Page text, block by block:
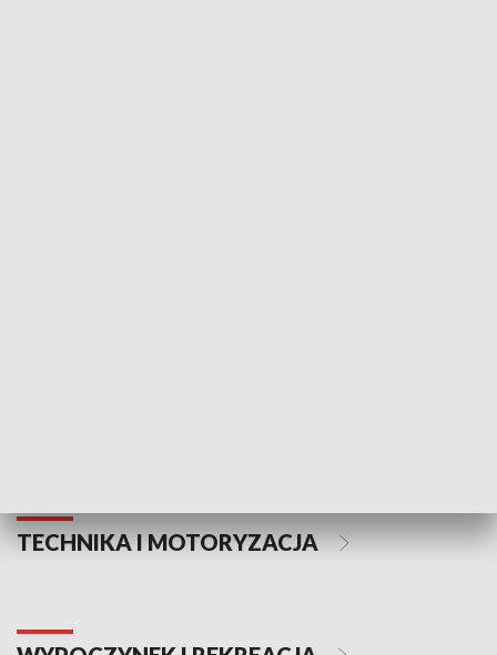
TECHNIKA I MOTORYZACJA